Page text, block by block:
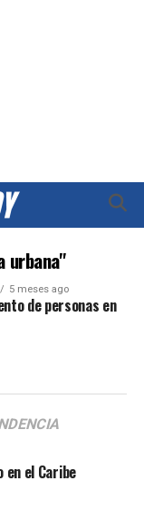
urbana"
5 meses ago
de personas en
en el Caribe